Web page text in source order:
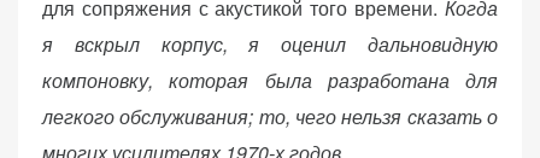
для сопряжения с акустикой того времени. Когда
я вскрыл корпус, я оценил дальновидную
компоновку, которая была разработана для
легкого обслуживания; то, чего нельзя сказать о
многих усилителях 1970-х годов.